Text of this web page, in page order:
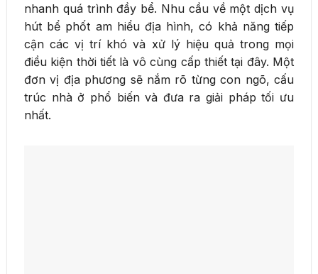
nhanh quá trình đầy bể. Nhu cầu về một dịch vụ
hút bể phốt am hiểu địa hình, có khả năng tiếp
cận các vị trí khó và xử lý hiệu quả trong mọi
điều kiện thời tiết là vô cùng cấp thiết tại đây. Một
đơn vị địa phương sẽ nắm rõ từng con ngõ, cấu
trúc nhà ở phổ biến và đưa ra giải pháp tối ưu
nhất.